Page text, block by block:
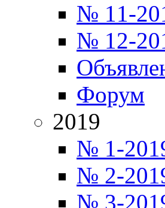
№ 11-
№ 12-
Форум
2019
№ 1-
№ 2-
№ 3-